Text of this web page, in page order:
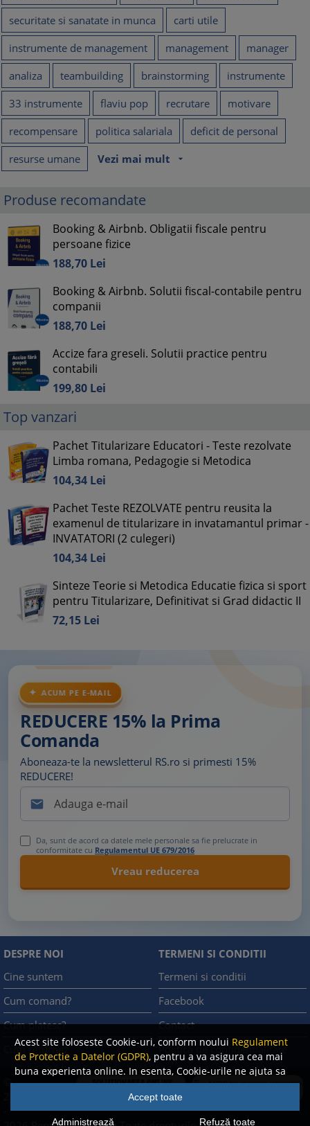
Acest site foloseste Cookie-uri, conform noului Regulament
de Protectie a Datelor (GDPR), pentru a va asigura cea mai
buna experienta online. In esenta, Cookie-urile ne ajuta sa
imbunatatim continutul de pe site, oferindu-va dvs.,
cititorul, o experienta online personalizata si mult mai
rapida. Ele sunt folosite doar de site-ul nostru si partenerii
Accept toate
Administrează Refuză toate
securitate si sanatate in munca
carti utile
instrumente de management
management
manager
analiza
teambuilding brainstorming
instrumente
33 instrumente
flaviu pop recrutare
motivare
recompensare
politica salariala
deficit de personal
resurse umane
Vezi mai mult arrow_drop_down
Produse recomandate
Booking & Airbnb. Obligatii fiscale pentru
persoane fizice
188,70 Lei
Booking & Airbnb. Solutii fiscal-contabile pentru
companii
188,70 Lei
Accize fara greseli. Solutii practice pentru
contabili
199,80 Lei
Top vanzari
Pachet Titularizare Educatori - Teste rezolvate
Limba romana, Pedagogie si Metodica
104,34 Lei
Pachet Teste REZOLVATE pentru reusita la
examenul de titularizare in invatamantul primar -
INVATATORI (2 culegeri)
104,34 Lei
Sinteze Teorie si Metodica Educatie fizica si sport
pentru Titularizare, Definitivat si Grad didactic II
72,15 Lei
ACUM PE E-MAIL
REDUCERE 15% la Prima
Comanda
Aboneaza-te la newsletterul RS.ro si primesti 15%
REDUCERE!

Da, sunt de acord ca datele mele personale sa fie prelucrate in
conformitate cu Regulamentul UE 679/2016
DESPRE NOI
Cine suntem
Cum comand?
Cum platesc?
Cum returnez
TERMENI SI CONDITII
Termeni si conditii
Facebook
Contact
Politica de confidentialitate
©